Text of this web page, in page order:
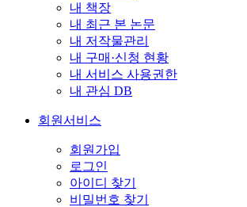
내 책장
내 최근 본 논문
내 저작물관리
내 구매·신청 현황
내 서비스 사용권한
내 관심 DB
회원서비스
회원가입
로그인
아이디 찾기
비밀번호 찾기